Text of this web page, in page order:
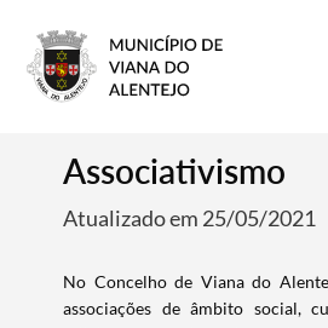
Associativismo
Atualizado em 25/05/2021
No Concelho de Viana do
associações de âmbito social,